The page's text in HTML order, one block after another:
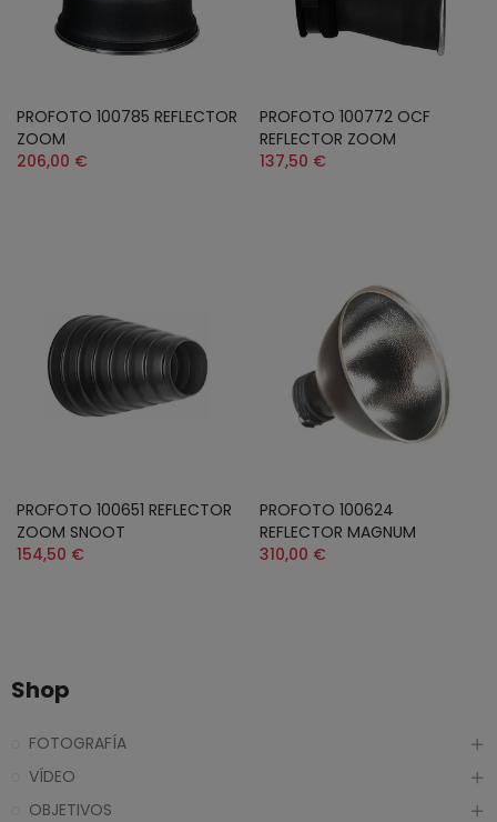
PROFOTO 100785 REFLECTOR
ZOOM
206,00 €
PROFOTO 100772 OCF
REFLECTOR ZOOM
137,50 €
PROFOTO 100651 REFLECTOR
ZOOM SNOOT
154,50 €
PROFOTO 100624
REFLECTOR MAGNUM
310,00 €
Shop
FOTOGRAFÍA
VÍDEO
OBJETIVOS